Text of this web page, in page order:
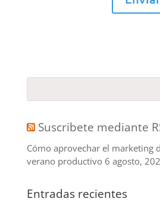
Suscribete mediante
Cómo aprovechar el marketing
verano productivo 6 agosto,
Entradas recientes